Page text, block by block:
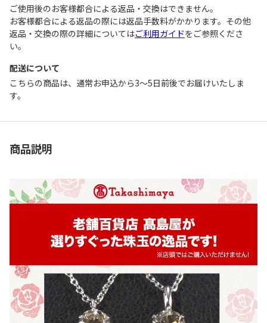
ご使用後のお客様都合による返品・交換はできません｡
お客様都合による返品の際には返品手数料がかかります。その他
返品・交換の際の詳細についてはご利用ガイドをご参照くださ
い。
配送について
こちらの商品は、通常お申込から3～5日前後でお届けいたしま
す。
商品説明